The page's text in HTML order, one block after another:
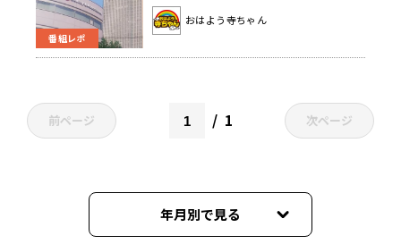
番組レポ
題で東山紀之さんが謝罪
おはよう寺ちゃん
前ページ 1 次ページ
年月別で見る